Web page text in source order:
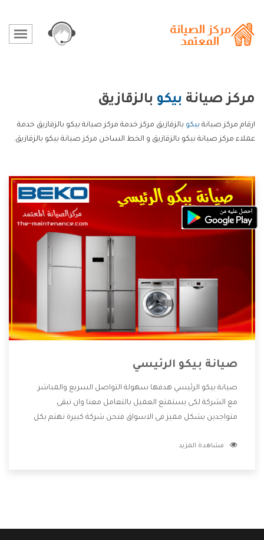
مركز صيانة بيكو بالزقازيق
ارقام مركز صيانة بيكو بالزقازيق مركز خدمة مركز صيانة بيكو بالزقازيق خدمة
عملاء مركز صيانة بيكو بالزقازيق و الخط الساخن مركز صيانة بيكو بالزقازيق.
صيانة بيكو الرئيسي
صيانة بيكو الرئيسي هدفها سهولة التواصل السريع والمباشر
مع الشركة لكى يستمتع العميل بالتعامل معنا وان نبقى
متواجدين بشكل مميز فى الاسواق فنحن شركة كبيرة نهتم بكل
الشركة بها والتى تكون منها خدمة الصيانة التى تكون من أهم
مشاهدة المزيد